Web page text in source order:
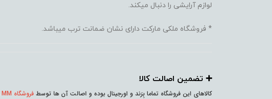
لوازم آرایشی را دنبال میکند.
* فروشگاه ملکی مارکت دارای نشان ضمانت ترب میباشد.
➕️ تضمین اصالت کالا
کالاهای این فروشگاه تماما بِرَند و اورجینال بوده و اصالت آن ها توسط فروشگاه MM